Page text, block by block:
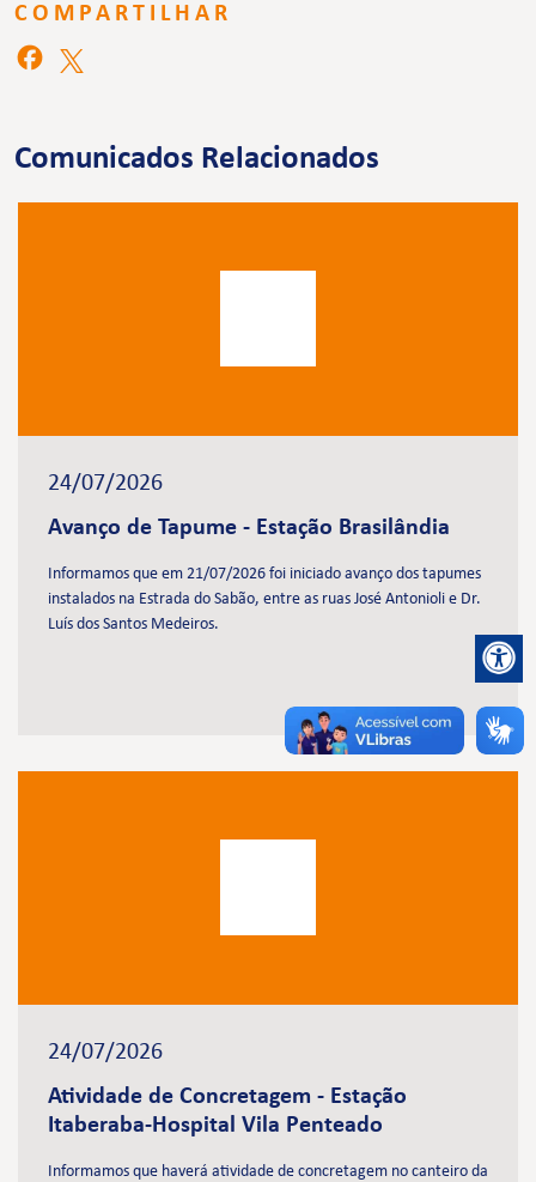
COMPARTILHAR
Comunicados Relacionados
24/07/2026
Avanço de Tapume - Estação Brasilândia
Informamos que em 21/07/2026 foi iniciado avanço dos tapumes
instalados na Estrada do Sabão, entre as ruas José Antonioli e Dr.
Luís dos Santos Medeiros.
24/07/2026
Atividade de Concretagem - Estação
Itaberaba-Hospital Vila Penteado
Informamos que haverá atividade de concretagem no canteiro da